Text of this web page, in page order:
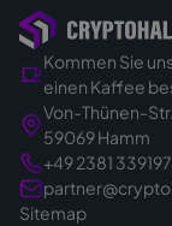
Sie
Genau
Ruhe
damit
treffen.
Kommen Sie
einen Kaffee
Von-Thünen-
59069 Hamm
+49 2381
Sitemap